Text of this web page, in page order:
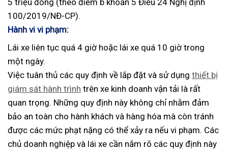
100/2019/NĐ-CP).
Hành vi vi phạm:
Lái xe liên tục quá 4 giờ hoặc lái xe quá 10 giờ trong
một ngày.
Việc tuân thủ các quy định về lắp đặt và sử dụng thiết bị
giám sát hành trình trên xe kinh doanh vận tải là rất
quan trọng. Những quy định này không chỉ nhằm đảm
bảo an toàn cho hành khách và hàng hóa mà còn tránh
được các mức phạt nặng có thể xảy ra nếu vi phạm. Các
chủ doanh nghiệp và lái xe cần nắm rõ các quy định này